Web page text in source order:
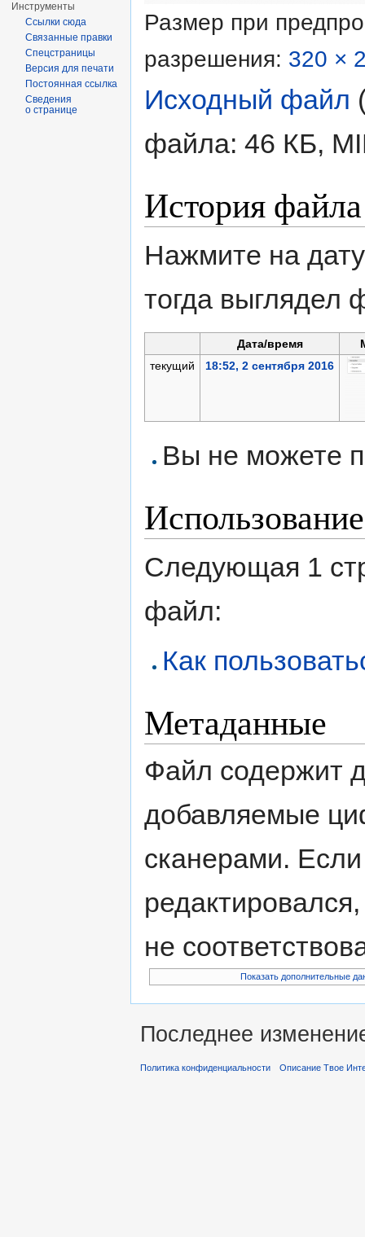
Размер при
разрешения: 320 ×
Исходный файл
файла: 46 КБ,
История файла
Нажмите на
тогда выглядел
Дата/время
текущий
18:52, 2 сентября 2016
Вы не можете
Следующая 1
файл:
Как
Метаданные
Файл содержит
добавляемые
сканерами.
не
Показать дополнительные
Инструменты
Ссылки сюда
Связанные правки
Спецстраницы
Версия для печати
Постоянная ссылка
Сведения
о странице
Последнее
Политика конфиденциальности Описание Твое